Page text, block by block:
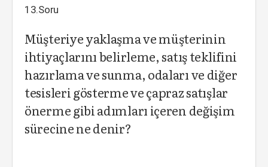
13.Soru
Müşteriye yaklaşma ve müşterinin
ihtiyaçlarını belirleme, satış teklifini
hazırlama ve sunma, odaları ve diğer
tesisleri gösterme ve çapraz satışlar
önerme gibi adımları içeren değişim
sürecine ne denir?